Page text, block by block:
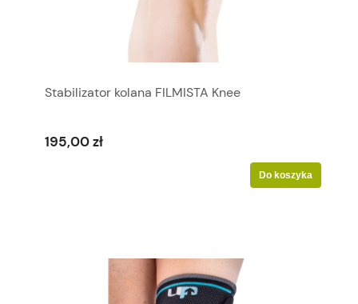
Stabilizator kolana FILMISTA Knee
195,00 zł
Do koszyka